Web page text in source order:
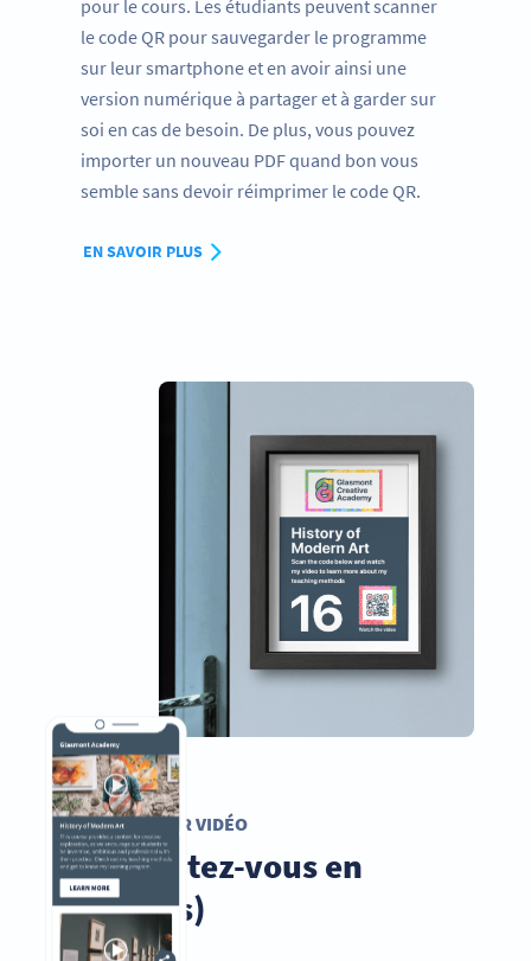
pour le cours. Les étudiants peuvent scanner
le code QR pour sauvegarder le programme
sur leur smartphone et en avoir ainsi une
version numérique à partager et à garder sur
soi en cas de besoin. De plus, vous pouvez
importer un nouveau PDF quand bon vous
semble sans devoir réimprimer le code QR.
EN SAVOIR PLUS
CODE QR VIDÉO
Présentez-vous en
vidéo(s)